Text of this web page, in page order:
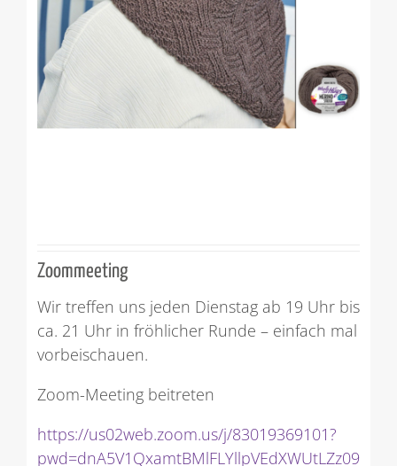
Zoommeeting
Wir treffen uns jeden Dienstag ab 19 Uhr bis
ca. 21 Uhr in fröhlicher Runde – einfach mal
vorbeischauen.
Zoom-Meeting beitreten
https://us02web.zoom.us/j/83019369101?
pwd=dnA5V1QxamtBMlFLYllpVEdXWUtLZz09